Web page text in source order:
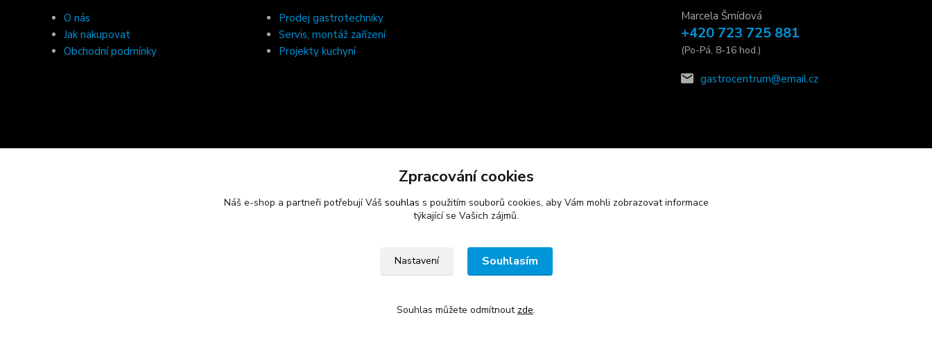
O nás
Jak nakupovat
Obchodní podmínky
Prodej gastrotechniky
Servis, montáž zařízení
Projekty kuchyní
Marcela Šmídová
+420 723 725 881
(Po-Pá, 8-16 hod.)
gastrocentrum@email.cz
Zpracování cookies
Náš e-shop a partneři potřebují Váš souhlas s použitím souborů cookies, aby Vám mohli zobrazovat informace
týkající se Vašich zájmů.
Nastavení Souhlasím
Souhlas můžete odmítnout zde.